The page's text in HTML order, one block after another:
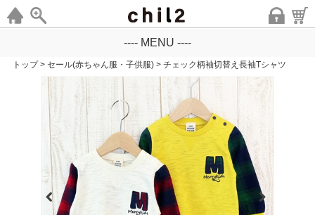
---- MENU ----
トップ > セール(赤ちゃん服・子供服) > チェック柄袖切替え長袖Tシャツ